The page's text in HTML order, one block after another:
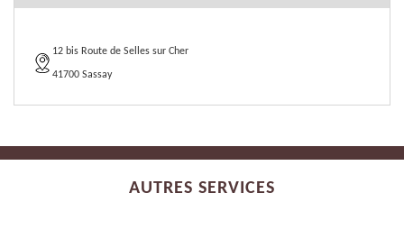
12 bis Route de Selles sur Cher
41700 Sassay
AUTRES SERVICES